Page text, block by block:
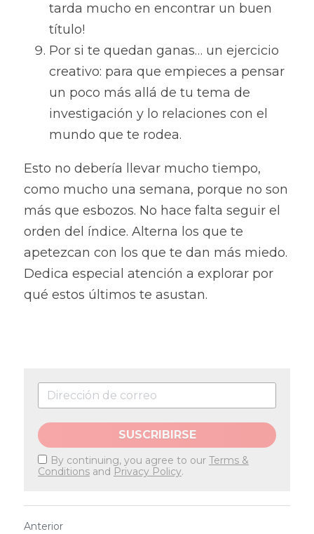
tarda mucho en encontrar un buen
título!
Por si te quedan ganas… un ejercicio
creativo: para que empieces a pensar
un poco más allá de tu tema de
investigación y lo relaciones con el
mundo que te rodea.
Esto no debería llevar mucho tiempo,
como mucho una semana, porque no son
más que esbozos. No hace falta seguir el
orden del índice. Alterna los que te
apetezcan con los que te dan más miedo.
Dedica especial atención a explorar por
qué estos últimos te asustan.
SUSCRIBIRSE
By continuing, you agree to our Terms &
Conditions and Privacy Policy.
Anterior